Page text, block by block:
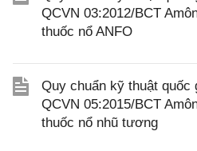
QCVN 03:2012/BCT
thuốc nổ ANFO
Quy chuẩn kỹ thuật quốc
QCVN 05:2015/BCT
thuốc nổ nhũ tương